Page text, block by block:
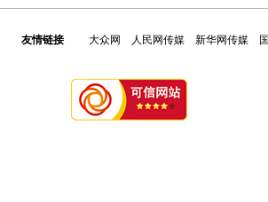
友情链接 大众网 人民网传媒 新华网传媒